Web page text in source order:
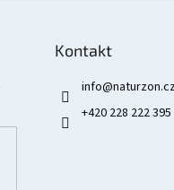
Kontakt
info@
+420 228 222 395